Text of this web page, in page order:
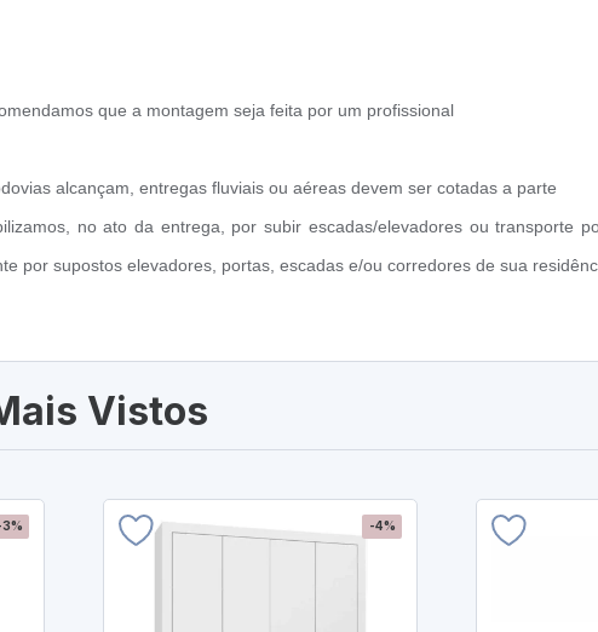
que a montagem seja feita por um profissional
alcançam, entregas fluviais ou aéreas devem ser cotadas a parte
no ato da entrega, por subir escadas/elevadores ou transporte
por supostos elevadores, portas, escadas e/ou corredores de sua
Vistos
3% -4%